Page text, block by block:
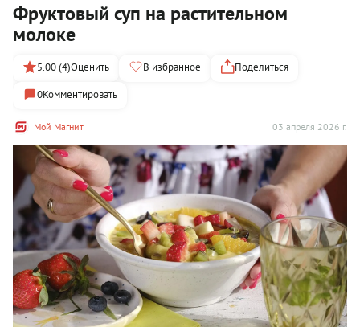
Фруктовый суп на растительном
молоке
Мой Магнит 03 апреля 2026 г.
5.00 (4)Оценить В избранное
Поделиться
0Комментировать